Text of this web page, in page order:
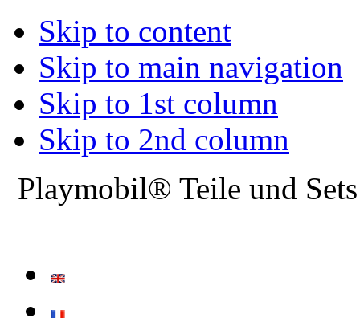
Skip to content
Skip to main navigation
Skip to 1st column
Skip to 2nd column
Playmobil® Teile und